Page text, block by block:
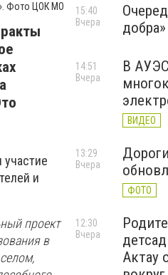
Фото ЦОК МО
и
проект
в
15:40
Вчера
В
ВИДЕО
14:51
Вчера
ФОТО
13:29
Вчера
Актау
12:30
Вчера